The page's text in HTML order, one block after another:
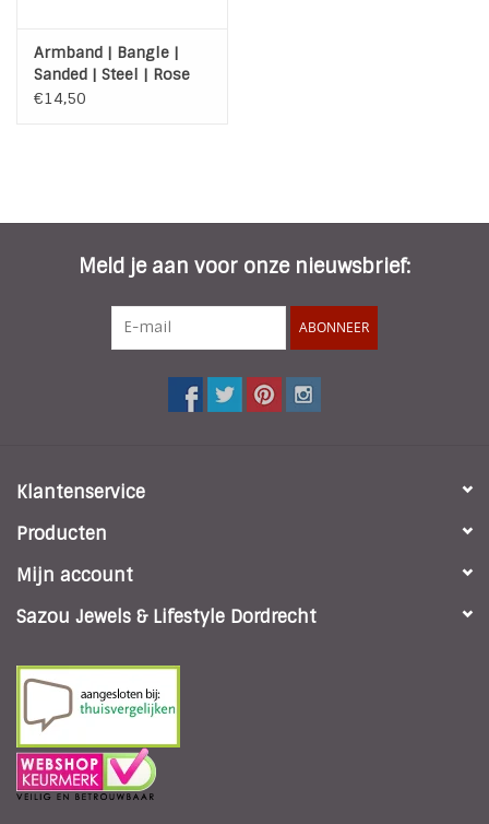
Armband | Bangle |
Sanded | Steel | Rose
€14,50
Meld je aan voor onze nieuwsbrief:
ABONNEER
Klantenservice
Producten
Mijn account
Sazou Jewels & Lifestyle Dordrecht